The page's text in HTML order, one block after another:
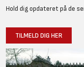
Hold dig opdateret på de
TILMELD DIG HER